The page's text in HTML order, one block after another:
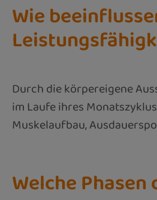
Wie
Durch die körpereigene
im Laufe ihres
Muskelaufbau,
Welche